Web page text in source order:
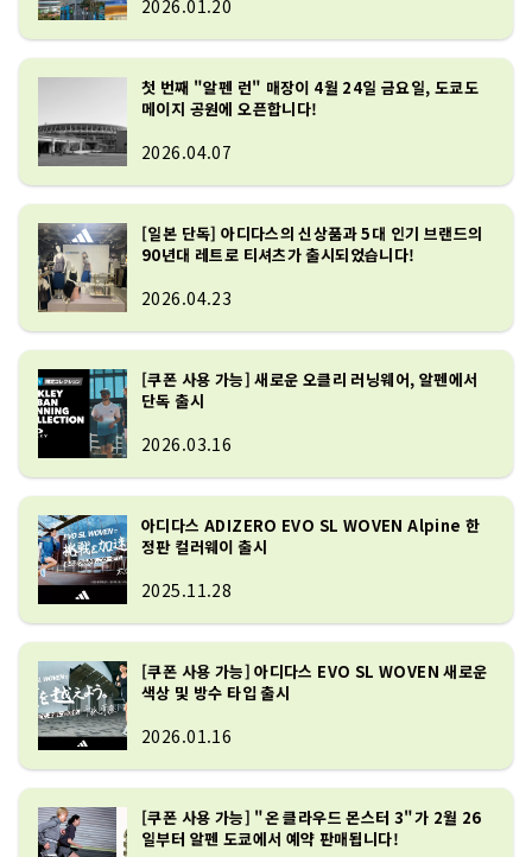
2026.01.20
첫 번째 "알펜 런" 매장이 4월 24일 금요일, 도쿄도
메이지 공원에 오픈합니다!
2026.04.07
[일본 단독] 아디다스의 신상품과 5대 인기 브랜드의
90년대 레트로 티셔츠가 출시되었습니다!
2026.04.23
[쿠폰 사용 가능] 새로운 오클리 러닝웨어, 알펜에서
단독 출시
2026.03.16
아디다스 ADIZERO EVO SL WOVEN Alpine 한
정판 컬러웨이 출시
2025.11.28
[쿠폰 사용 가능] 아디다스 EVO SL WOVEN 새로운
색상 및 방수 타입 출시
2026.01.16
[쿠폰 사용 가능] "온 클라우드 몬스터 3"가 2월 26
일부터 알펜 도쿄에서 예약 판매됩니다!